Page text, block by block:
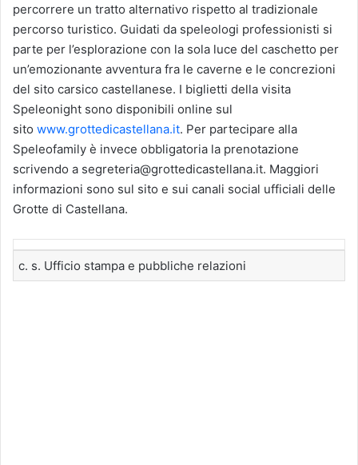
percorrere un tratto alternativo rispetto al tradizionale
percorso turistico. Guidati da speleologi professionisti si
parte per l’esplorazione con la sola luce del caschetto per
un’emozionante avventura fra le caverne e le concrezioni
del sito carsico castellanese. I biglietti della visita
Speleonight sono disponibili online sul
sito www.grottedicastellana.it. Per partecipare alla
Speleofamily è invece obbligatoria la prenotazione
scrivendo a segreteria@grottedicastellana.it. Maggiori
informazioni sono sul sito e sui canali social ufficiali delle
Grotte di Castellana.
c. s. Ufficio stampa e pubbliche relazioni